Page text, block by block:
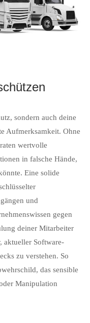
sondern auch deine
Aufmerksamkeit. Ohne
wertvolle
in falsche Hände,
Eine solide
und
gegen
deiner Mitarbeiter
aktueller Software-
zu verstehen. So
das sensible
Manipulation